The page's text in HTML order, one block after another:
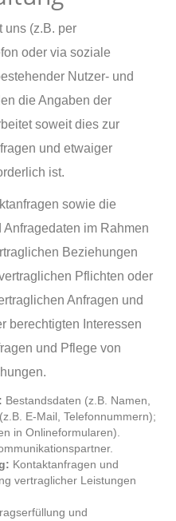
uns (z.B. per
oder via soziale
Nutzer- und
die Angaben der
soweit dies zur
und etwaiger
ist.
sowie die
im Rahmen
Beziehungen
Pflichten oder
Anfragen und
berechtigten Interessen
und Pflege von
Bestandsdaten (z.B. Namen,
E-Mail, Telefonnummern);
in Onlineformularen).
Kontaktanfragen und
vertraglicher Leistungen
und